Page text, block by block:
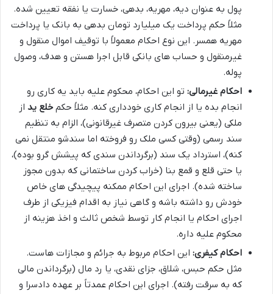
پول به عنوان دیه، مهریه، بدهی، خسارت یا نفقه تعیین شده.
مثلاً حکم پرداخت یک میلیارد تومان بدهی به بانک یا پرداخت
مهریه همسر. این نوع احکام معمولاً با توقیف اموال منقول و
غیرمنقول و حساب های بانکی قابل اجرا هستن و هدف، وصول
پوله.
احکام غیرمالی: تو این احکام، محکوم علیه باید یه کاری رو
انجام بده یا از انجام کاری خودداری کنه. مثلاً حکم خلع ید از
ملکی (یعنی بیرون کردن متصرف غیرقانونی)، الزام به تنظیم
سند رسمی (وقتی کسی ملک رو فروخته اما سندشو منتقل نمی
کنه)، استرداد یک سند (برگرداندن سندی که پیشش گرو بوده)،
یا حتی قلع و قمع بنا (خراب کردن ساختمانی که بدون مجوز
ساخته شده). اجرای این احکام ممکنه پیچیدگی های خاص
خودش رو داشته باشه و گاهی نیاز به اقدام فیزیکی از طرف
اجرای احکام یا انجام کار توسط شخص ثالث و اخذ هزینه از
محکوم علیه داره.
احکام کیفری: این احکام مربوط به جرائم و مجازات هاست.
مثل حکم حبس، شلاق، جزای نقدی، یا رد مال (برگرداندن مالی
که به سرقت رفته). اجرای این احکام عمدتاً بر عهده دادسرا و